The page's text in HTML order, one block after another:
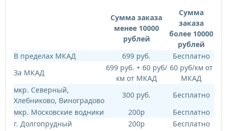
Сумма заказа
менее 10000
рублей
Сумма
заказа
более 10000
рублей
В пределах МКАД
699 руб.
Бесплатно
За МКАД
699 руб. + 60 руб/
км от МКАД
60 руб/км от
МКАД
мкр. Северный,
Хлебниково, Виноградово
300 руб.
Бесплатно
мкр. Московские водники
200р
Бесплатно
г. Долгопрудный
200р Бесплатно